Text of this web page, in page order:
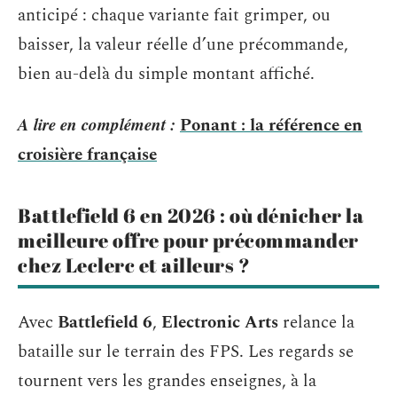
anticipé : chaque variante fait grimper, ou
baisser, la valeur réelle d’une précommande,
bien au-delà du simple montant affiché.
A lire en complément : Ponant : la référence en
croisière française
Battlefield 6 en 2026 : où dénicher la
meilleure offre pour précommander
chez Leclerc et ailleurs ?
Avec Battlefield 6, Electronic Arts relance la
bataille sur le terrain des FPS. Les regards se
tournent vers les grandes enseignes, à la